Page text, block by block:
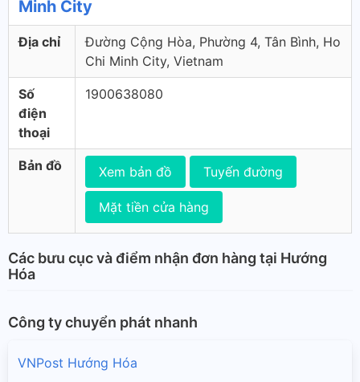
Minh City
Địa chỉ
Đường Cộng Hòa, Phường 4, Tân Bình, Ho
Chi Minh City, Vietnam
Số
điện
thoại
1900638080
Bản đồ Xem bản đồ Tuyến đường
Mặt tiền cửa hàng
Các bưu cục và điểm nhận đơn hàng tại Hướng
Hóa
Công ty chuyển phát nhanh
VNPost Hướng Hóa